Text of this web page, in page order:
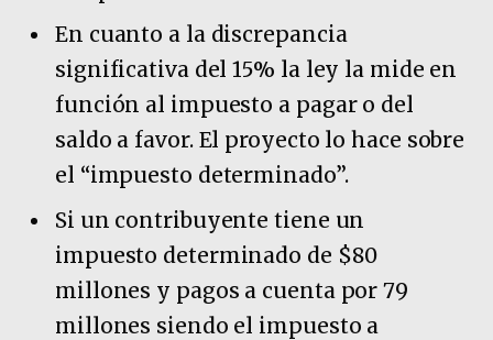
En cuanto a la discrepancia
significativa del 15% la ley la mide en
función al impuesto a pagar o del
saldo a favor. El proyecto lo hace sobre
el “impuesto determinado”.
Si un contribuyente tiene un
impuesto determinado de $80
millones y pagos a cuenta por 79
millones siendo el impuesto a